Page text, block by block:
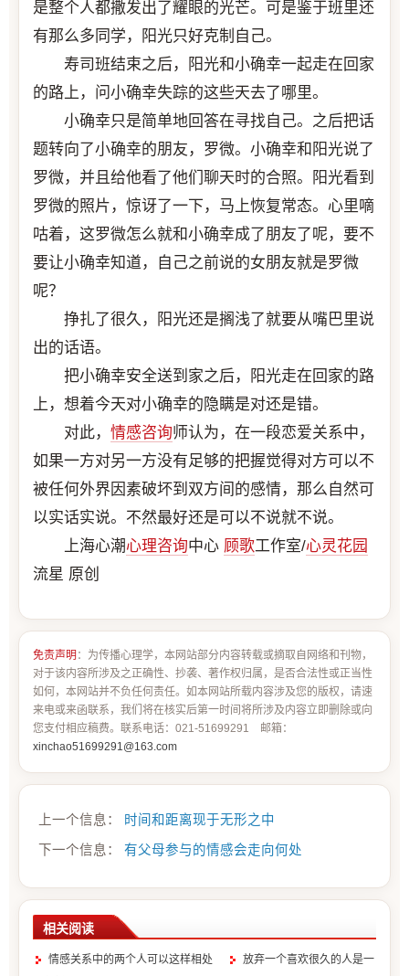
是整个人都撒发出了耀眼的光芒。可是鉴于班里还
有那么多同学，阳光只好克制自己。
寿司班结束之后，阳光和小确幸一起走在回家
的路上，问小确幸失踪的这些天去了哪里。
小确幸只是简单地回答在寻找自己。之后把话
题转向了小确幸的朋友，罗微。小确幸和阳光说了
罗微，并且给他看了他们聊天时的合照。阳光看到
罗微的照片，惊讶了一下，马上恢复常态。心里嘀
咕着，这罗微怎么就和小确幸成了朋友了呢，要不
要让小确幸知道，自己之前说的女朋友就是罗微
呢？
挣扎了很久，阳光还是搁浅了就要从嘴巴里说
出的话语。
把小确幸安全送到家之后，阳光走在回家的路
上，想着今天对小确幸的隐瞒是对还是错。
对此， 情感咨询师认为，在一段恋爱关系中，
如果一方对另一方没有足够的把握觉得对方可以不
被任何外界因素破坏到双方间的感情，那么自然可
以实话实说。不然最好还是可以不说就不说。
上海心潮心理咨询中心 顾歌工作室/心灵花园
流星 原创
免责声明 ：为传播心理学，本网站部分内容转载或摘取自网络和刊物，
对于该内容所涉及之正确性、抄袭、著作权归属，是否合法性或正当性
如何，本网站并不负任何责任。如本网站所载内容涉及您的版权，请速
来电或来函联系，我们将在核实后第一时间将所涉及内容立即删除或向
您支付相应稿费。联系电话：021-51699291 邮箱：
xinchao51699291@163.com
上一个信息： 时间和距离现于无形之中
下一个信息： 有父母参与的情感会走向何处
相关阅读
情感关系中的两个人可以这样相处
放弃一个喜欢很久的人是一